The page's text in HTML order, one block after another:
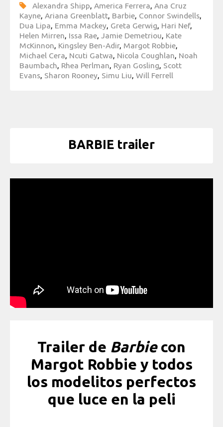
Alexandra Shipp America Ferrera Ana Cruz
Kayne Ariana Greenblatt Barbie Connor Swindells
Dua Lipa Emma Mackey Greta Gerwig Hari Nef,
Helen Mirren Issa Rae Jamie Demetriou Kate
McKinnon Kingsley Ben-Adir, Margot Robbie
Michael Cera Ncuti Gatwa Nicola Coughlan Noah
Baumbach Rhea Perlman Ryan Gosling Scott
Evans Sharon Rooney Simu Liu Will Ferrell
BARBIE trailer
Trailer de Barbiecon
Margot Robbie y todos
los modelitos perfectos
que luce en la peli